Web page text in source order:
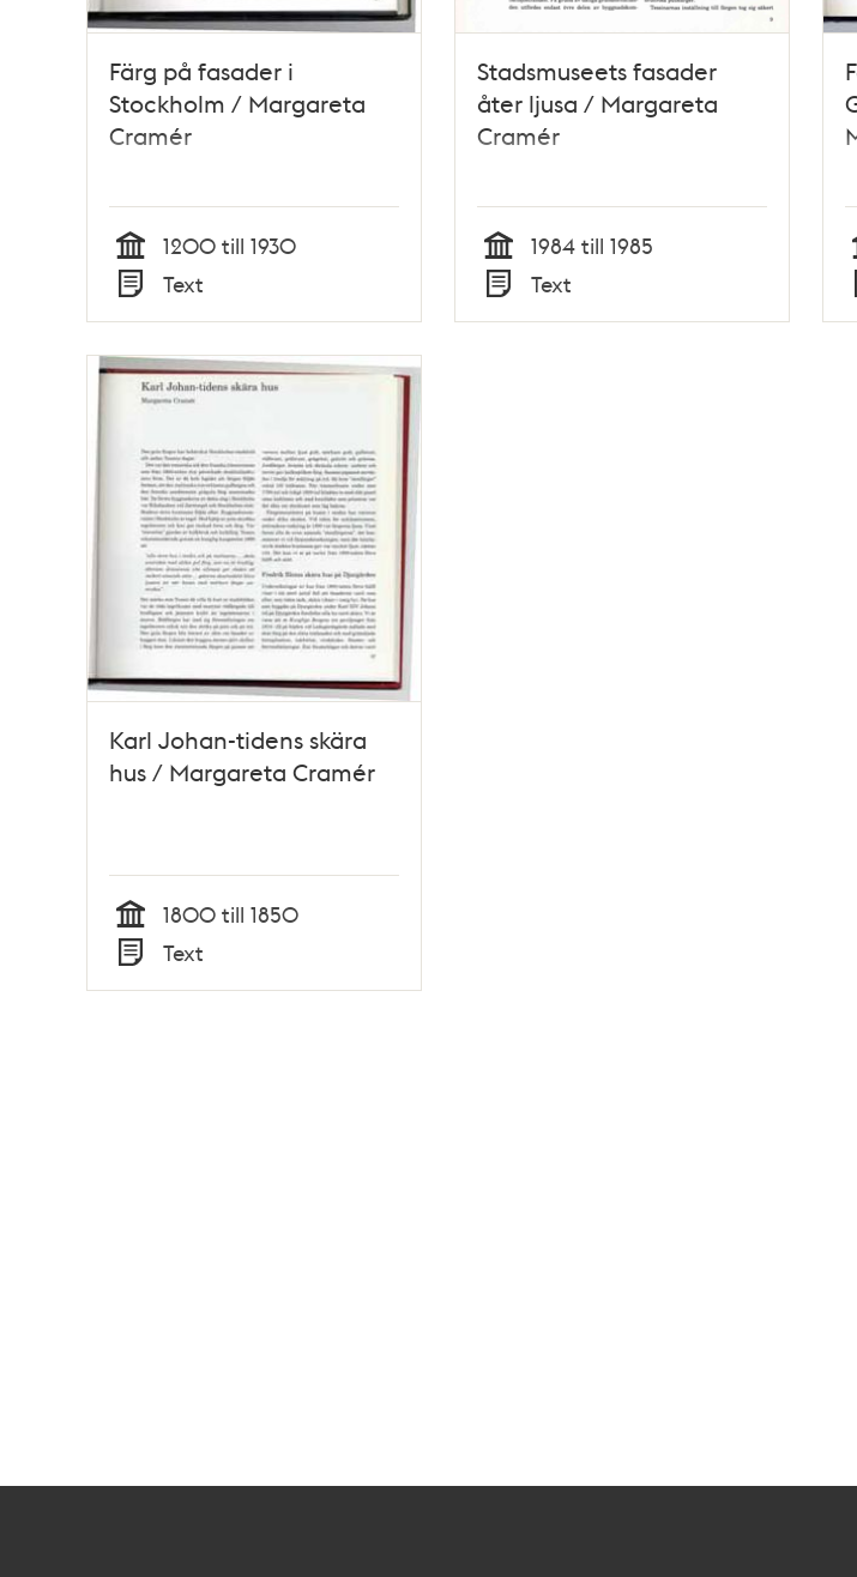
Färg på fasader i
Stockholm / Margareta
Cramér
Tid
1200 till 1930
Typ
Text
Stadsmuseets fasader
åter ljusa / Margareta
Cramér
Tid
1984 till 1985
Typ
Text
Karl Johan-tidens skära
hus / Margareta Cramér
Tid
1800 till 1850
Typ
Text